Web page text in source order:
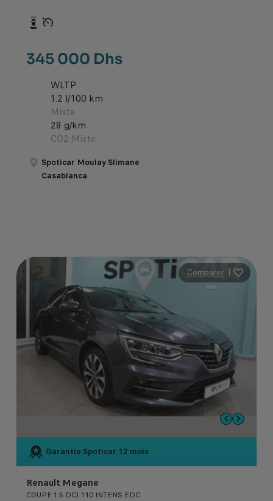
345 000 Dhs
WLTP
1.2 l/100 km
Mixte
28 g/km
CO2 Mixte
Spoticar Moulay Slimane
Casablanca
Comparer |
Garantie Spoticar 12 mois
Renault Megane
COUPE 1.5 DCI 110 INTENS EDC